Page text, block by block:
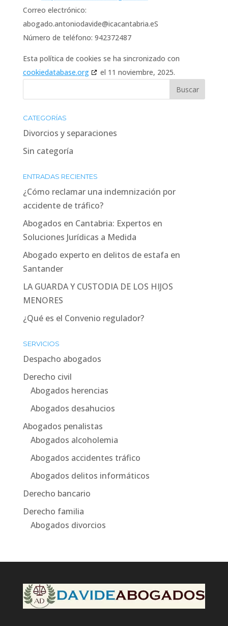
Correo electrónico:
abogado.antoniodavide@icacantabria.eS
Número de teléfono: 942372487
Esta política de cookies se ha sincronizado con
cookiedatabase.org
el 11 noviembre, 2025.
CATEGORÍAS
Divorcios y separaciones
Sin categoría
ENTRADAS RECIENTES
¿Cómo reclamar una indemnización por
accidente de tráfico?
Abogados en Cantabria: Expertos en
Soluciones Jurídicas a Medida
Abogado experto en delitos de estafa en
Santander
LA GUARDA Y CUSTODIA DE LOS HIJOS
MENORES
¿Qué es el Convenio regulador?
SERVICIOS
Despacho abogados
Derecho civil
Abogados herencias
Abogados desahucios
Abogados penalistas
Abogados alcoholemia
Abogados accidentes tráfico
Abogados delitos informáticos
Derecho bancario
Derecho familia
Abogados divorcios